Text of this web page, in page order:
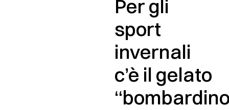
Per gli
sport
invernali
c’è il gelato